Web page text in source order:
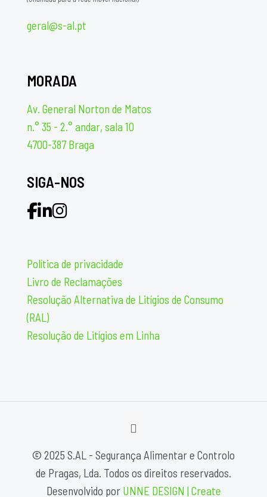
geral@s-al.pt
MORADA
Av. General Norton de Matos
n.° 35 - 2.° andar, sala 10
4700-387 Braga
SIGA-NOS
Política de privacidade
Livro de Reclamações
Resolução Alternativa de Litígios de Consumo
(RAL)
Resolução de Litígios em Linha
© 2025 S.AL - Segurança Alimentar e Controlo
de Pragas, Lda. Todos os direitos reservados.
Desenvolvido por UNNE DESIGN | Create